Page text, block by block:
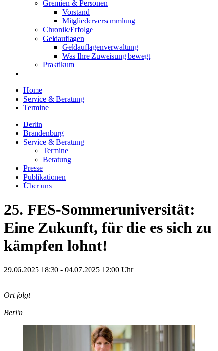
Gremien & Personen
Vorstand
Mitgliederversammlung
Chronik/Erfolge
Geldauflagen
Geldauflagenverwaltung
Was Ihre Zuweisung bewegt
Praktikum
Home
Service & Beratung
Termine
Berlin
Brandenburg
Service & Beratung
Termine
Beratung
Presse
Publikationen
Über uns
25. FES-Sommeruniversität:
Eine Zukunft, für die es sich zu
kämpfen lohnt!
29.06.2025 18:30 - 04.07.2025 12:00 Uhr
Ort folgt
Berlin